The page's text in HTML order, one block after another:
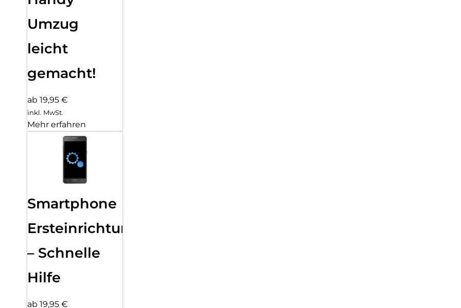
Umzug
leicht
gemacht!
ab 19,95 €
inkl. MwSt.
Mehr erfahren
Smartphone
Ersteinrichtung
– Schnelle
Hilfe
ab 19,95 €